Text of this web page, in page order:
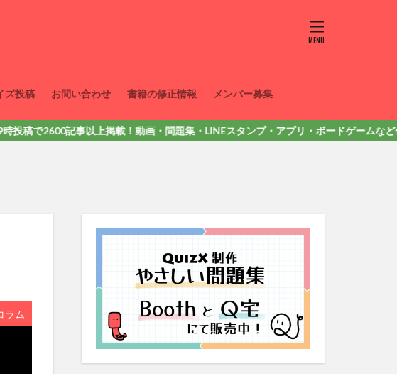
ズ投稿 お問い合わせ 書籍の修正情報 メンバー募集
上掲載！動画・問題集・LINEスタンプ・アプリ・ボードゲームなど色々出していま
ラム